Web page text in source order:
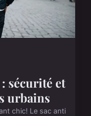
sécurité et
urbains
chic! Le sac anti